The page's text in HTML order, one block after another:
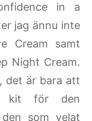
in a
jag ännu inte
Cream samt
Night Cream.
det är bara att
kit för den
som velat